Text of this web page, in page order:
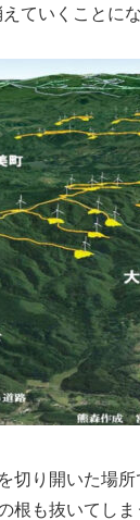
ていくことに
り開いた場
根も抜いてし